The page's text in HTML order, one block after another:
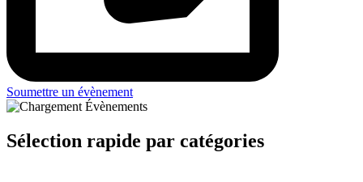
Soumettre un évènement
Sélection rapide par catégories